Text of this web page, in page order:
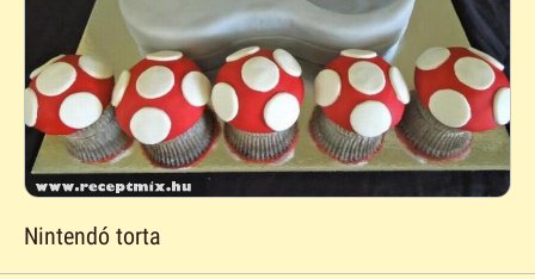
Nintendó torta